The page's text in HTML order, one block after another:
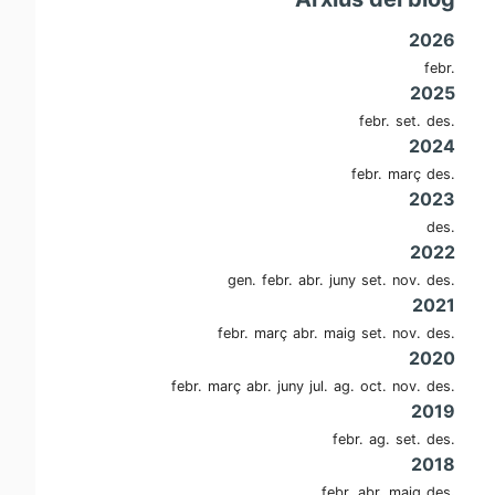
2026
febr.
2025
febr. set. des.
2024
febr. març des.
2023
des.
2022
gen. febr. abr. juny set. nov. des.
2021
febr. març abr. maig set. nov. des.
2020
febr. març abr. juny jul. ag. oct. nov. des.
2019
febr. ag. set. des.
2018